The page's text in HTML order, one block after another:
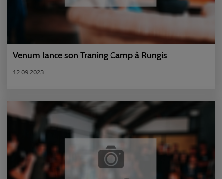
Venum lance son Traning Camp à Rungis
12 09 2023